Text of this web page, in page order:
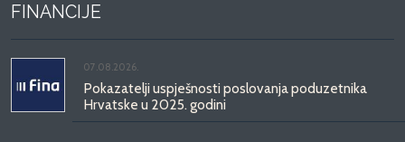
FINANCIJE
07.08.2026.
Pokazatelji uspješnosti poslovanja poduzetnika
Hrvatske u 2025. godini